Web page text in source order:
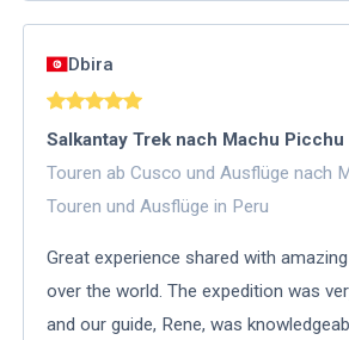
Dbira
Salkantay Trek nach Machu Picchu
Touren ab Cusco und Ausflüge nach
Touren und Ausflüge in Peru
Great experience shared with
over the world. The expedition was
and our guide, Rene, was